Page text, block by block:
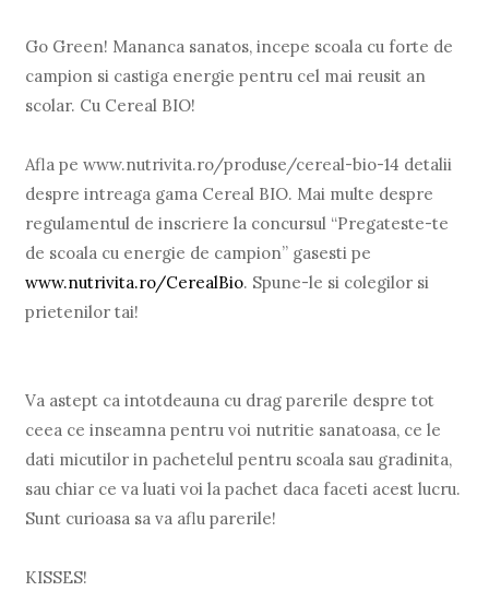
Go Green! Mananca sanatos, incepe scoala cu forte de
campion si castiga energie pentru cel mai reusit an
scolar. Cu Cereal BIO!
Afla pe www.nutrivita.ro/produse/cereal-bio-14 detalii
despre intreaga gama Cereal BIO. Mai multe despre
regulamentul de inscriere la concursul “Pregateste-te
de scoala cu energie de campion” gasesti pe
www.nutrivita.ro/CerealBio. Spune-le si colegilor si
prietenilor tai!
Va astept ca intotdeauna cu drag parerile despre tot
ceea ce inseamna pentru voi nutritie sanatoasa, ce le
dati micutilor in pachetelul pentru scoala sau gradinita,
sau chiar ce va luati voi la pachet daca faceti acest lucru.
Sunt curioasa sa va aflu parerile!
KISSES!